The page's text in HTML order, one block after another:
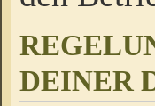
DEINER